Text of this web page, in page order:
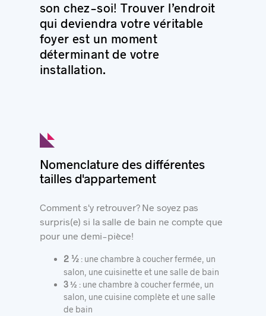
son chez-soi! Trouver l’endroit
qui deviendra votre véritable
foyer est un moment
déterminant de votre
installation.
Nomenclature des différentes
tailles d'appartement
Comment s'y retrouver? Ne soyez pas
surpris(e) si la salle de bain ne compte que
pour une demi-pièce!
2 ½: une chambre à coucher fermée, un
salon, une cuisinette et une salle de bain
3 ½ : une chambre à coucher fermée, un
salon, une cuisine complète et une salle
de bain